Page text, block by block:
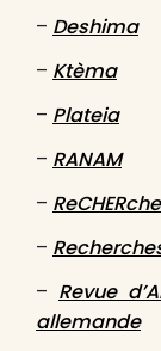
– Deshima
– Ktèma
– Plateia
– RANAM
–
–
– Revue
allemande